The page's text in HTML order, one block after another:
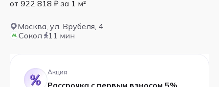
от 922 818 ₽ за 1 м²
Москва, ул. Врубеля, 4
Сокол
11 мин
Акция
Рассрочка с первым взносом 5%